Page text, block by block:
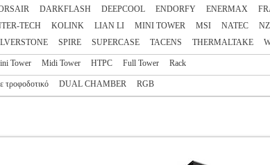
DARKFLASH DEEPCOOL ENDORFY ENERMAX
TECH
KOLINK LIAN LI MINI TOWER MSI NATEC
SPIRE SUPERCASE TACENS THERMALTAKE
Tower Midi Tower HTPC Full Tower Rack
τροφοδοτικό DUAL CHAMBER RGB